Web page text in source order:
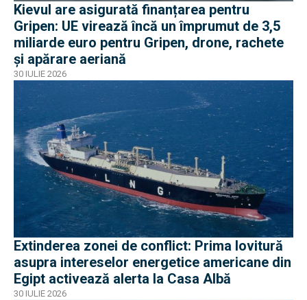
Kievul are asigurată finanțarea pentru
Gripen: UE virează încă un împrumut de 3,5
miliarde euro pentru Gripen, drone, rachete
și apărare aeriană
30 IULIE 2026
Extinderea zonei de conflict: Prima lovitură
asupra intereselor energetice americane din
Egipt activează alerta la Casa Albă
30 IULIE 2026